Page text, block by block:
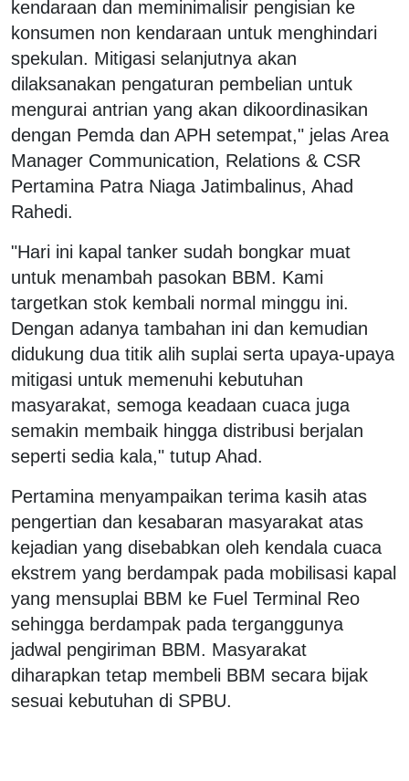
kendaraan dan meminimalisir pengisian ke
konsumen non kendaraan untuk menghindari
spekulan. Mitigasi selanjutnya akan
dilaksanakan pengaturan pembelian untuk
mengurai antrian yang akan dikoordinasikan
dengan Pemda dan APH setempat," jelas Area
Manager Communication, Relations & CSR
Pertamina Patra Niaga Jatimbalinus, Ahad
Rahedi.
"Hari ini kapal tanker sudah bongkar muat
untuk menambah pasokan BBM. Kami
targetkan stok kembali normal minggu ini.
Dengan adanya tambahan ini dan kemudian
didukung dua titik alih suplai serta upaya-upaya
mitigasi untuk memenuhi kebutuhan
masyarakat, semoga keadaan cuaca juga
semakin membaik hingga distribusi berjalan
seperti sedia kala," tutup Ahad.
Pertamina menyampaikan terima kasih atas
pengertian dan kesabaran masyarakat atas
kejadian yang disebabkan oleh kendala cuaca
ekstrem yang berdampak pada mobilisasi kapal
yang mensuplai BBM ke Fuel Terminal Reo
sehingga berdampak pada terganggunya
jadwal pengiriman BBM. Masyarakat
diharapkan tetap membeli BBM secara bijak
sesuai kebutuhan di SPBU.